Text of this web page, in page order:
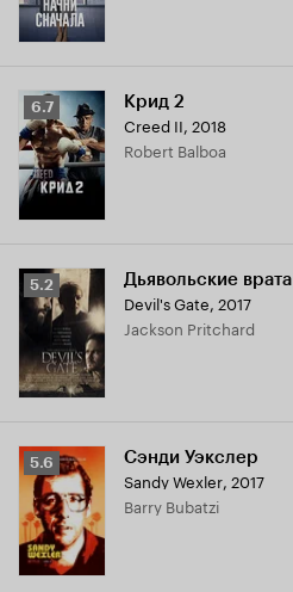
Рейтинг
Кинопоиска
6.7
6.7 Крид 2
Creed II, 2018
Robert Balboa
Рейтинг
Кинопоиска
5.2
5.2 Дьявольские врата
Devil's Gate, 2017
Jackson Pritchard
Рейтинг
Кинопоиска
5.6
5.6 Сэнди Уэкслер
Sandy Wexler, 2017
Barry Bubatzi